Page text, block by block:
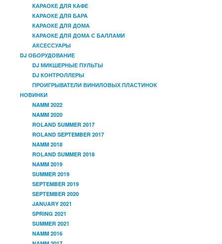
КАРАОКЕ ДЛЯ КАФЕ
КАРАОКЕ ДЛЯ БАРА
КАРАОКЕ ДЛЯ ДОМА
КАРАОКЕ ДЛЯ ДОМА С БАЛЛАМИ
АКСЕССУАРЫ
DJ ОБОРУДОВАНИЕ
DJ МИКШЕРНЫЕ ПУЛЬТЫ
DJ КОНТРОЛЛЕРЫ
ПРОИГРЫВАТЕЛИ ВИНИЛОВЫХ ПЛАСТИНОК
НОВИНКИ
NAMM 2022
NAMM 2020
ROLAND SUMMER 2017
ROLAND SEPTEMBER 2017
NAMM 2018
ROLAND SUMMER 2018
NAMM 2019
SUMMER 2019
SEPTEMBER 2019
SEPTEMBER 2020
JANUARY 2021
SPRING 2021
SUMMER 2021
NAMM 2016